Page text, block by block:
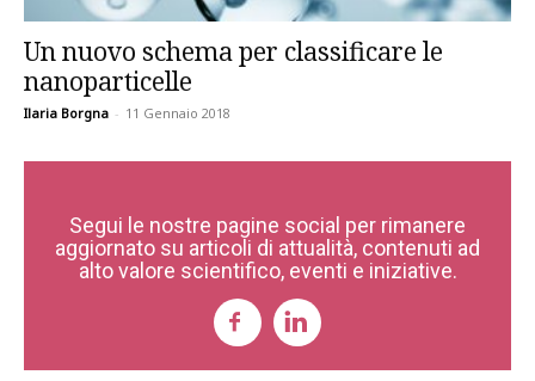
Un nuovo schema per classificare le
nanoparticelle
Ilaria Borgna - 11 Gennaio 2018
Segui le nostre pagine social per rimanere
aggiornato su articoli di attualità, contenuti ad
alto valore scientifico, eventi e iniziative.